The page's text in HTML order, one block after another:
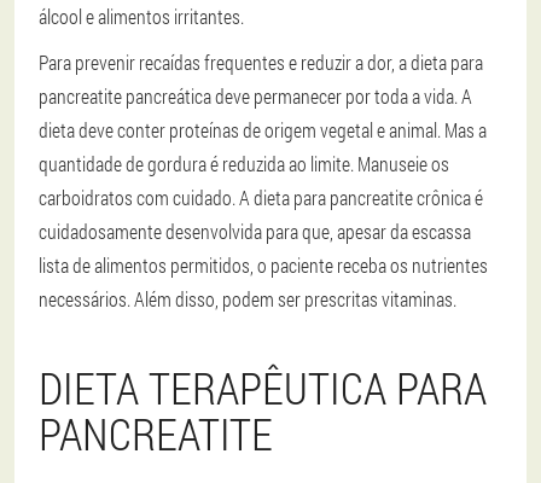
álcool e alimentos irritantes.
Para prevenir recaídas frequentes e reduzir a dor, a dieta para
pancreatite pancreática deve permanecer por toda a vida. A
dieta deve conter proteínas de origem vegetal e animal. Mas a
quantidade de gordura é reduzida ao limite. Manuseie os
carboidratos com cuidado. A dieta para pancreatite crônica é
cuidadosamente desenvolvida para que, apesar da escassa
lista de alimentos permitidos, o paciente receba os nutrientes
necessários. Além disso, podem ser prescritas vitaminas.
DIETA TERAPÊUTICA PARA
PANCREATITE